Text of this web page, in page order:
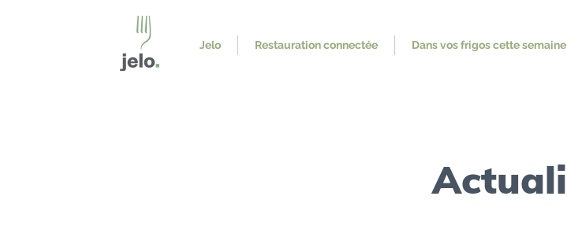
Jelo Restauration connectée Dans vos frigos cette semaine